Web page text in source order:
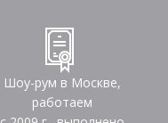
Шоу-рум в Москве,
работаем